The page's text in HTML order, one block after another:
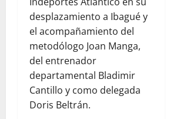
desplazamiento a Ibagué y
el acompañamiento del
metodólogo Joan Manga,
del entrenador
departamental Bladimir
Cantillo y como delegada
Doris Beltrán.